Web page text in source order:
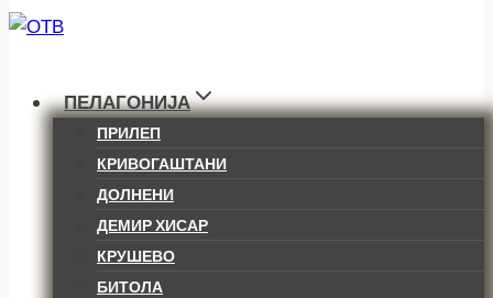
ПЕЛАГОНИЈА
ПРИЛЕП
КРИВОГАШТАНИ
ДОЛНЕНИ
ДЕМИР ХИСАР
КРУШЕВО
БИТОЛА